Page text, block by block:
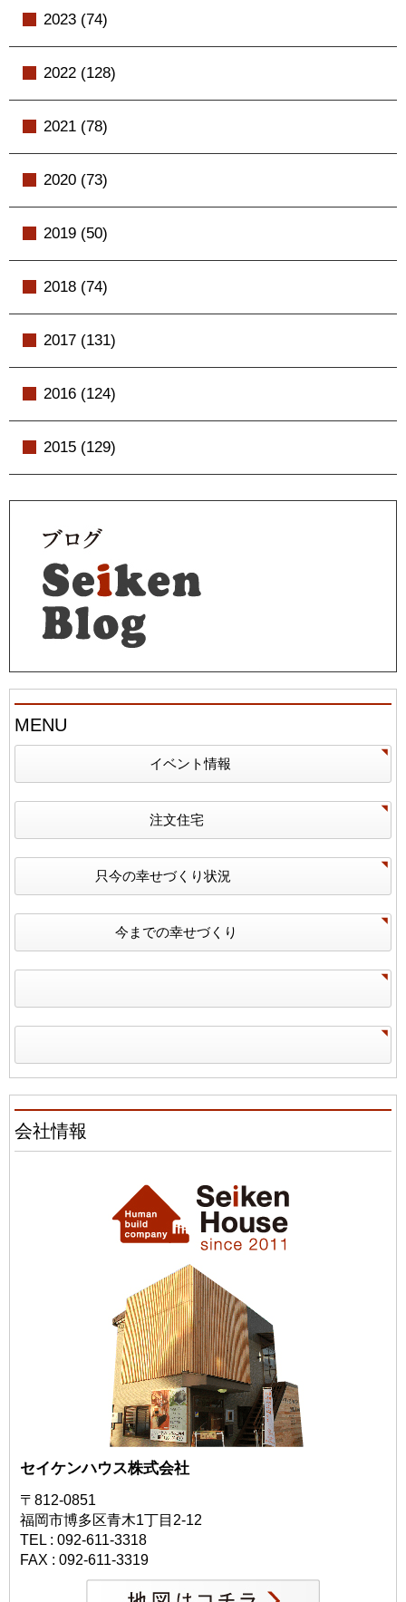
2023 (74)
2022 (128)
2021 (78)
2020 (73)
2019 (50)
2018 (74)
2017 (131)
2016 (124)
2015 (129)
MENU
イベント情報
注文住宅
只今の幸せづくり状況
今までの幸せづくり
会社情報
セイケンハウス株式会社
〒812-0851
福岡市博多区青木1丁目2-12
TEL : 092-611-3318
FAX : 092-611-3319